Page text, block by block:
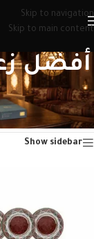
Skip to navigation
Skip to main content
أفضل
الرئيسية/منتجات تحت
عرض ⁦2⁩ من كل النتائج
Show sidebar